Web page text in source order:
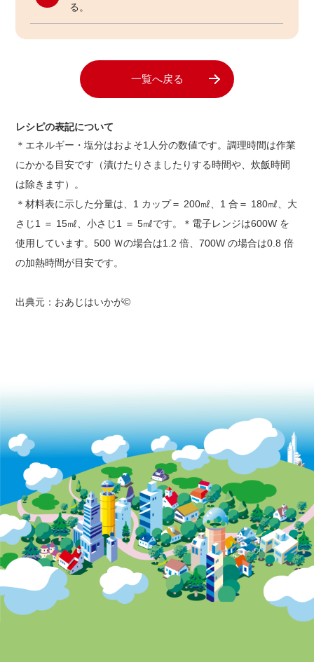
る。
一覧へ戻る
レシピの表記について
＊エネルギー・塩分はおよそ1人分の数値です。調理時間は作業
にかかる目安です（漬けたりさましたりする時間や、炊飯時間
は除きます）。
＊材料表に示した分量は、1 カップ＝ 200㎖、1 合＝ 180㎖、大
さじ1 ＝ 15㎖、小さじ1 ＝ 5㎖です。＊電子レンジは600W を
使用しています。500 Ｗの場合は1.2 倍、700W の場合は0.8 倍
の加熱時間が目安です。
出典元：おあじはいかが©